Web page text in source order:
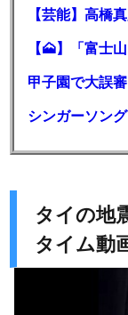
甲子園で大誤
タイの地
タイム動